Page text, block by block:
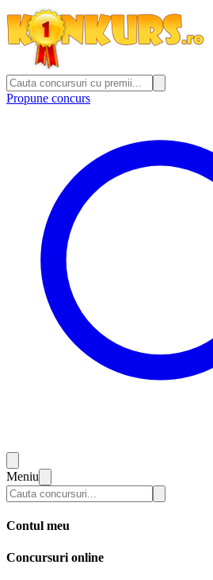
Propune concurs
Meniu
Contul meu
Concursuri online